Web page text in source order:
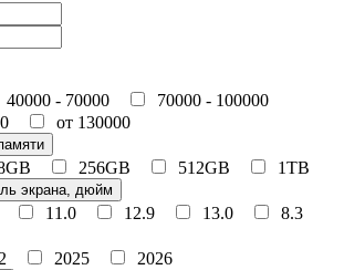
40000 - 70000
70000 - 100000
от 130000
256GB 512GB
1TB
экрана, дюйм
11.0 12.9 13.0 8.3
2025 2026